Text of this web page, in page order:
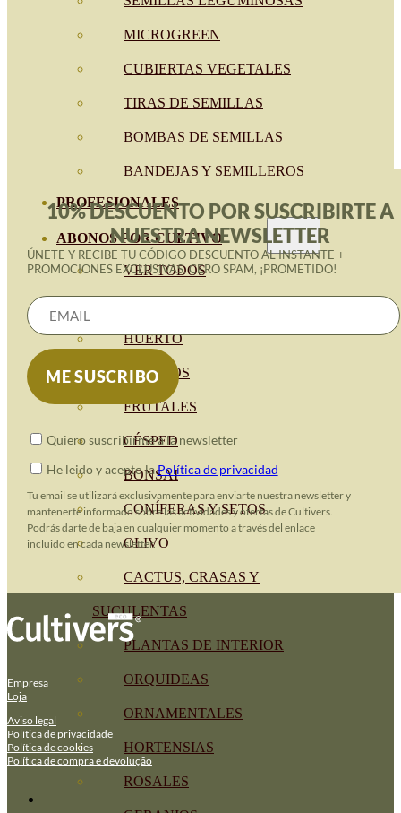
MICROGREEN
CUBIERTAS VEGETALES
TIRAS DE SEMILLAS
BOMBAS DE SEMILLAS
BANDEJAS Y SEMILLEROS
PROFESIONALES
ABONOS POR CULTIVO
VER TODOS
HUERTO
CÍTRICOS
FRUTALES
CÉSPED
BONSAI
CONÍFERAS Y SETOS
OLIVO
CACTUS, CRASAS Y
SUCULENTAS
PLANTAS DE INTERIOR
ORQUIDEAS
ORNAMENTALES
HORTENSIAS
ROSALES
10% DESCUENTO POR SUSCRIBIRTE A
NUESTRA NEWSLETTER
ÚNETE Y RECIBE TU CÓDIGO DESCUENTO AL INSTANTE +
PROMOCIONES EXCLUSIVAS. CERO SPAM, ¡PROMETIDO!
Quiero suscribirme a la newsletter
He leido y acepto laPolítica de privacidad
Tu email se utilizará exclusivamente para enviarte nuestra newsletter y
mantenerte informado sobre las actividades y ofertas de Cultivers.
Podrás darte de baja en cualquier momento a través del enlace
incluido en cada newsletter.
Empresa
Loja
Aviso legal
Política de privacidade
Política de cookies
Política de compra e devolução